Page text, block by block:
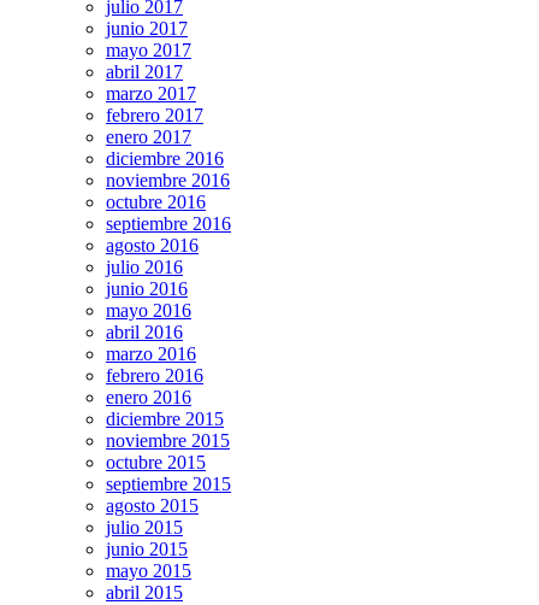
julio 2017
junio 2017
mayo 2017
abril 2017
marzo 2017
febrero 2017
enero 2017
diciembre 2016
noviembre 2016
octubre 2016
septiembre 2016
agosto 2016
julio 2016
junio 2016
mayo 2016
abril 2016
marzo 2016
febrero 2016
enero 2016
diciembre 2015
noviembre 2015
octubre 2015
septiembre 2015
agosto 2015
julio 2015
junio 2015
mayo 2015
abril 2015